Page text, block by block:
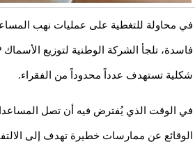
في محاولة للتغطية على عمليات نهب
شكلية تستهدف عدداً محدوداً من الفقراء.
في الوقت الذي يُفترض فيه أن تصل
الوقائع عن ممارسات خطيرة تهدف إلى